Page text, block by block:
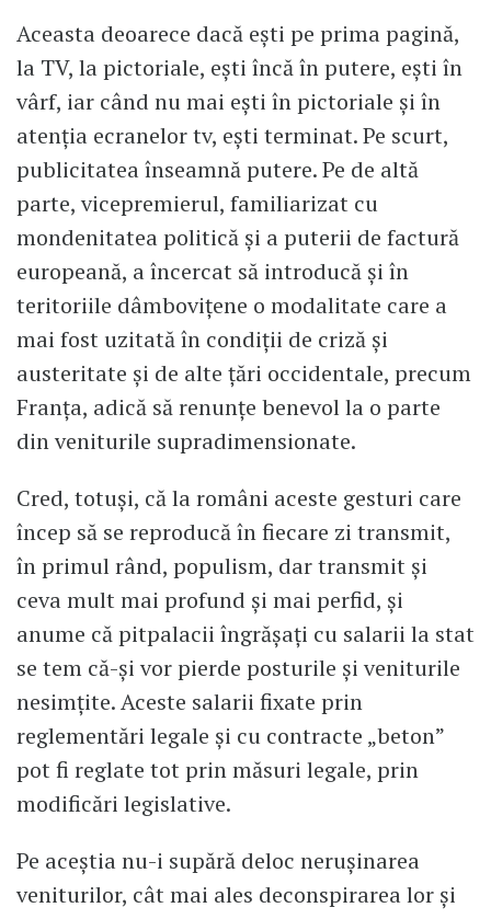
Aceasta deoarece dacă ești pe prima pagină,
la TV, la pictoriale, ești încă în putere, ești în
vârf, iar când nu mai ești în pictoriale și în
atenția ecranelor tv, ești terminat. Pe scurt,
publicitatea înseamnă putere. Pe de altă
parte, vicepremierul, familiarizat cu
mondenitatea politică și a puterii de factură
europeană, a încercat să introducă și în
teritoriile dâmbovițene o modalitate care a
mai fost uzitată în condiții de criză și
austeritate și de alte țări occidentale, precum
Franța, adică să renunțe benevol la o parte
din veniturile supradimensionate.
​Cred, totuși, că la români aceste gesturi care
încep să se reproducă în fiecare zi transmit,
în primul rând, populism, dar transmit și
ceva mult mai profund și mai perfid, și
anume că pitpalacii îngrășați cu salarii la stat
se tem că-și vor pierde posturile și veniturile
nesimțite. Aceste salarii fixate prin
reglementări legale și cu contracte „beton”
pot fi reglate tot prin măsuri legale, prin
modificări legislative.
Pe aceștia nu-i supără deloc nerușinarea
veniturilor, cât mai ales deconspirarea lor și